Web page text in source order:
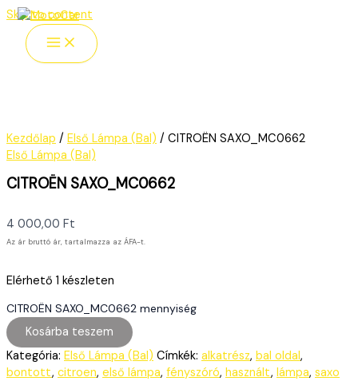
Skip to content
Kezdőlap / Első Lámpa (Bal) / CITROËN SAXO_MC0662
Első Lámpa (Bal)
CITROËN SAXO_MC0662
4 000,00 Ft
Az ár bruttó ár, tartalmazza az ÁFA-t.
Elérhető 1 készleten
CITROËN SAXO_MC0662 mennyiség
Kosárba teszem
Kategória: Első Lámpa (Bal) Címkék: alkatrész, bal oldal,
bontott, citroen, első lámpa, fényszóró, használt, lámpa, saxo